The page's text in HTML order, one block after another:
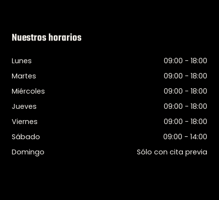
Nuestros horarios
Lunes
09:00 - 18:00
Martes
09:00 - 18:00
Miércoles
09:00 - 18:00
Jueves
09:00 - 18:00
Viernes
09:00 - 18:00
Sábado
09:00 - 14:00
Domingo
Sólo con cita previa